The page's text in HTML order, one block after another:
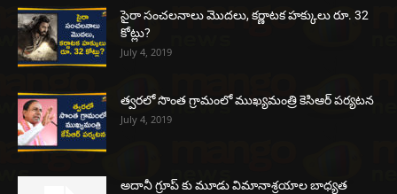
సైరా సంచలనాలు మొదలు, కర్ణాటక హక్కులు రూ. 32
కోట్లు?
July 4, 2019
త్వరలో సొంత గ్రామంలో ముఖ్యమంత్రి కెసిఆర్ పర్యటన
July 4, 2019
అదానీ గ్రూప్ కు మూడు విమానాశ్రయాల బాధ్యత